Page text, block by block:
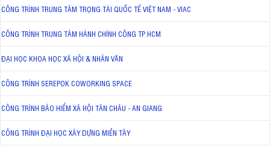
CÔNG TRÌNH TRUNG TÂM TRỌNG TÀI QUỐC TẾ VIỆT NAM - VIAC
CÔNG TRÌNH TRUNG TÂM HÀNH CHÍNH CÔNG TP.HCM
ĐẠI HỌC KHOA HỌC XÃ HỘI & NHÂN VĂN
CÔNG TRÌNH SEREPOK COWORKING SPACE
CÔNG TRÌNH BẢO HIỂM XÃ HỘI TÂN CHÂU - AN GIANG
CÔNG TRÌNH ĐẠI HỌC XÂY DỰNG MIỀN TÂY